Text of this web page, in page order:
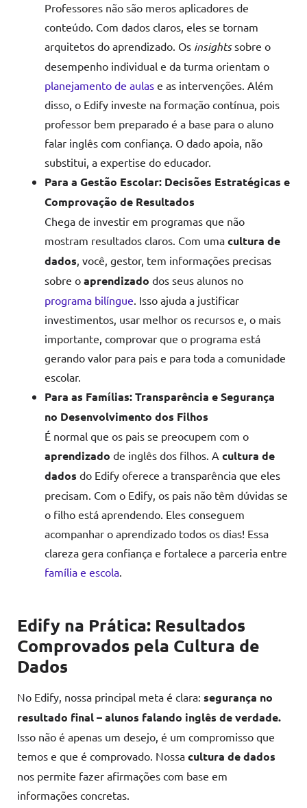
Professores não são meros aplicadores de
conteúdo. Com dados claros, eles se tornam
arquitetos do aprendizado. Os insightssobre o
desempenho individual e da turma orientam o
planejamento de aulas e as intervenções. Além
disso, o Edify investe na formação contínua, pois
professor bem preparado é a base para o aluno
falar inglês com confiança. O dado apoia, não
substitui, a expertise do educador.
Para a Gestão Escolar: Decisões Estratégicas e
Comprovação de Resultados
Chega de investir em programas que não
mostram resultados claros. Com uma cultura de
dados, você, gestor, tem informações precisas
sobre o aprendizado dos seus alunos no
programa bilíngue. Isso ajuda a justificar
investimentos, usar melhor os recursos e, o mais
importante, comprovar que o programa está
gerando valor para pais e para toda a comunidade
escolar.
Para as Famílias: Transparência e Segurança
no Desenvolvimento dos Filhos
É normal que os pais se preocupem com o
aprendizado de inglês dos filhos. A cultura de
dados do Edify oferece a transparência que eles
precisam. Com o Edify, os pais não têm dúvidas se
o filho está aprendendo. Eles conseguem
acompanhar o aprendizado todos os dias! Essa
clareza gera confiança e fortalece a parceria entre
família e escola.
Edify na Prática: Resultados
Comprovados pela Cultura de
Dados
No Edify, nossa principal meta é clara: segurança no
resultado final – alunos falando inglês de verdade.
Isso não é apenas um desejo, é um compromisso que
temos e que é comprovado. Nossa cultura de dados
nos permite fazer afirmações com base em
informações concretas.